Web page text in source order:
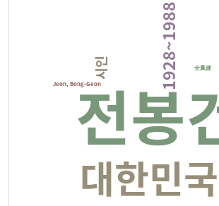
Jeon, Bong-Geon
全鳳健
시인 1928~1988
대한민국
전봉